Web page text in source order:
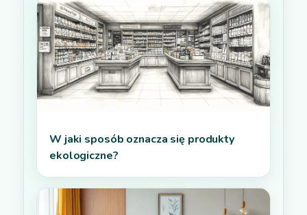
W jaki sposób oznacza się produkty
ekologiczne?